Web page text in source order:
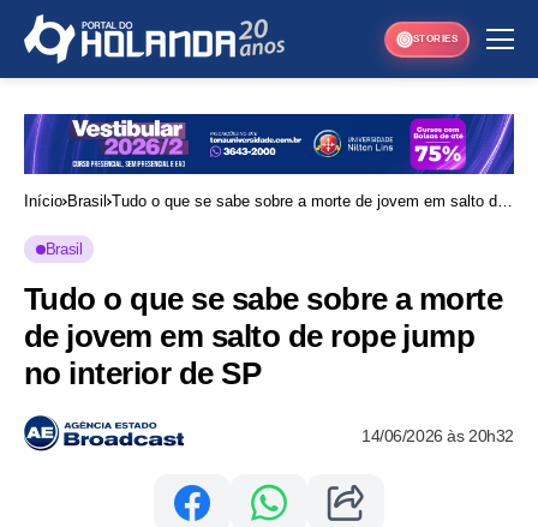
STORIES
Início Brasil Tudo o que se sabe sobre a morte de jovem em salto de
Brasil
Tudo o que se sabe sobre a morte
de jovem em salto de rope jump
no interior de SP
14/06/2026 às 20h32